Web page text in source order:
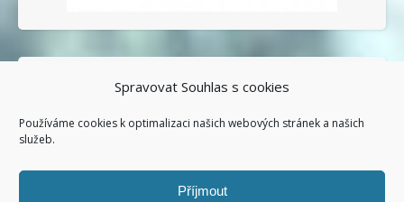
Spravovat Souhlas s cookies
Používáme cookies k optimalizaci našich webových stránek a našich
služeb.
Příjmout
ŠKOLNÍ E-MAIL